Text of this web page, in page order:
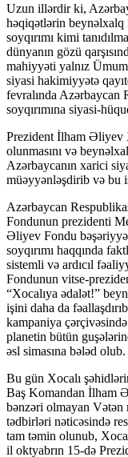
Uzun illərdir ki,
həqiqətlərin beynəlxalq
soyqırımı kimi
dünyanın gözü
mahiyyəti yalnız
siyasi hakimiyyətə
fevralında Azərbaycan
soyqırımına siyasi-
Prezident İlham Əliyev
olunmasını və
Azərbaycanın xarici
müəyyənləşdirib və bu
Azərbaycan
Fondunun prezidenti
Əliyev Fondu
soyqırımı haqqında
sistemli və ardıcıl
Fondunun vitse-
“Xocalıya ədalət!”
işini daha da
kampaniya
planetin bütün
əsl simasına bələd olub.
Bu gün Xocalı
Baş Komandan İlham
bənzəri olmayan Vətən
tədbirləri nəticəsində
tam təmin olunub,
il oktyabrın 15-də